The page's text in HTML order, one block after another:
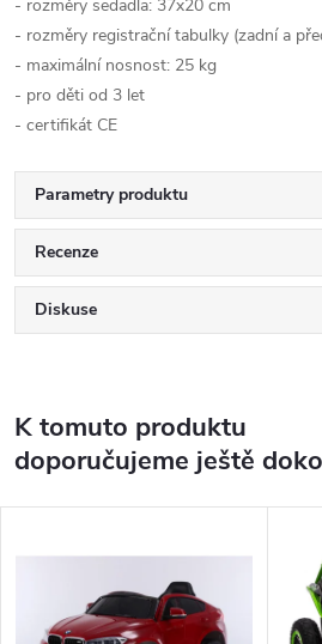
- rozměry sedadla: 37x20 cm
- rozměry registrační tabulky (zadní a
- maximální nosnost: 25 kg
- pro děti od 3 let
- certifikát CE
Parametry produktu
Recenze
Diskuse
K tomuto produktu
doporučujeme ještě